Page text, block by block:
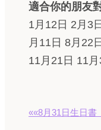
適合你的朋友
1月12日 2月3
月11日 8月22
11月21日 11月
««8月31日生日書